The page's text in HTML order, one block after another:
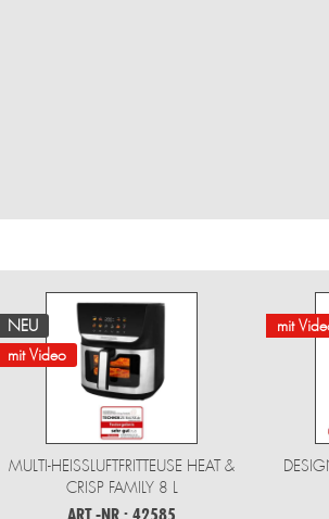
NEU
mit Video
MULTI-HEISSLUFTFRITTEUSE HEAT &
CRISP FAMILY 8 L
ART.-NR.: 42585
mit